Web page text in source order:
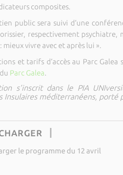
composites.
public sera suivi d’une
respectivement
mieux vivre avec et après lui ».
et tarifs d’accès au Parc
Parc Galea.
s’inscrit dans le PIA
Insulaires méditerranéens, porté
le programme du 12 avril